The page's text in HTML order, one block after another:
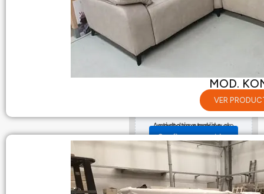
NUESTRA TIENDA
Activa las cookies de marketing para ver este contenido.
Configurar cookies
MOD.
VER